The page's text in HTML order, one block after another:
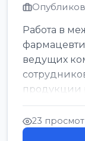
Работа в
ведущих
продукции
работы: с
23